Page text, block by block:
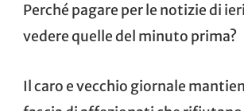
Perché pagare per le notizie di
vedere quelle del minuto prima?
Il caro e vecchio giornale